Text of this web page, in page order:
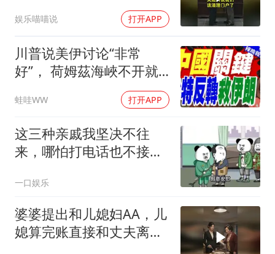
娱乐喵喵说 打开APP
川普说美伊讨论“非常
好”， 荷姆茲海峽不开就
出重拳｜帅化民.孙大千.
谢寒冰｜辣晚报20260805
蛙哇WW 打开APP
这三种亲戚我坚决不往
来，哪怕打电话也不接，
一口娱乐
婆婆提出和儿媳妇AA，儿
媳算完账直接和丈夫离